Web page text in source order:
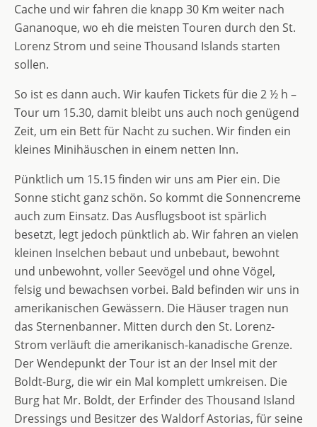
Cache und wir fahren die knapp 30 Km weiter nach
Gananoque, wo eh die meisten Touren durch den St.
Lorenz Strom und seine Thousand Islands starten
sollen.
So ist es dann auch. Wir kaufen Tickets für die 2 ½ h –
Tour um 15.30, damit bleibt uns auch noch genügend
Zeit, um ein Bett für Nacht zu suchen. Wir finden ein
kleines Minihäuschen in einem netten Inn.
Pünktlich um 15.15 finden wir uns am Pier ein. Die
Sonne sticht ganz schön. So kommt die Sonnencreme
auch zum Einsatz. Das Ausflugsboot ist spärlich
besetzt, legt jedoch pünktlich ab. Wir fahren an vielen
kleinen Inselchen bebaut und unbebaut, bewohnt
und unbewohnt, voller Seevögel und ohne Vögel,
felsig und bewachsen vorbei. Bald befinden wir uns in
amerikanischen Gewässern. Die Häuser tragen nun
das Sternenbanner. Mitten durch den St. Lorenz-
Strom verläuft die amerikanisch-kanadische Grenze.
Der Wendepunkt der Tour ist an der Insel mit der
Boldt-Burg, die wir ein Mal komplett umkreisen. Die
Burg hat Mr. Boldt, der Erfinder des Thousand Island
Dressings und Besitzer des Waldorf Astorias, für seine